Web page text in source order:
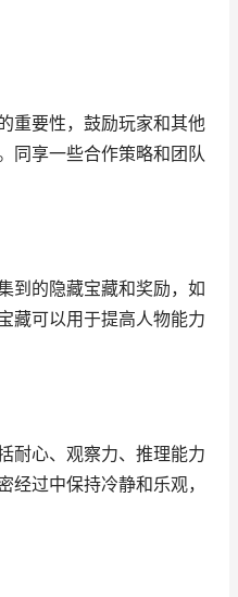
重要性，鼓励玩家和其他
同享一些合作策略和团队
到的隐藏宝藏和奖励，如
藏可以用于提高人物能力
耐心、观察力、推理能力
经过中保持冷静和乐观，